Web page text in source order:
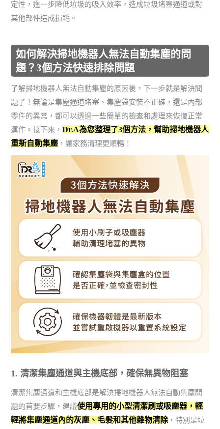
定性，進一步降低垃圾的吸入效率，造成垃圾堵塞通道或對
其他部件造成損耗。
如何解決掃地機器人無法自動集塵的問
題？3個方法快速排除問題
了解掃地機器人無法自動集塵的原因後，下一步就是解決問
題了！無論是集塵通道堵塞、集塵袋安裝不正確，還是內部
零件的異常，都可以透過一些簡單的檢查和處理來恢復正常
運作。接下來，Dr.A為您整理了3個方法，幫助掃地機器人
重新自動集塵 ，讓家務清理更順暢！
1. 清潔集塵通道與主機底部，確保無異物阻塞
清潔集塵通道和主機底部是解決掃地機器人無法自動集塵問
題的首要步驟，建議使用專用的小型清潔刷或吸塵器，輕
輕將集塵通道內的灰塵、毛髮和其他雜物清除，特別是垃